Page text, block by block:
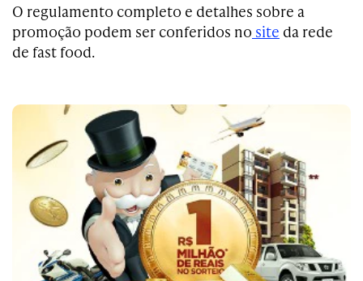
O regulamento completo e detalhes sobre a
promoção podem ser conferidos no site da rede
de fast food.